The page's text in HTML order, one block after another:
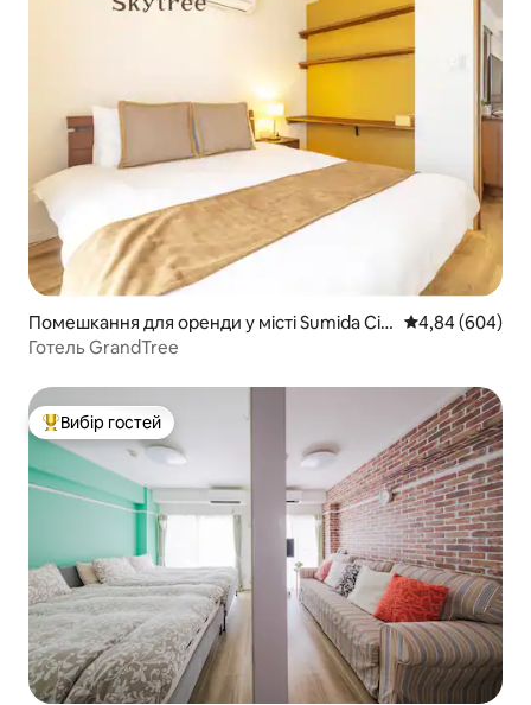
Помешкання для оренди у місті Sumida Cit
y
Середня
4,84 (604)
Готель GrandTree
Топ вибір гостей
Вибір гостей